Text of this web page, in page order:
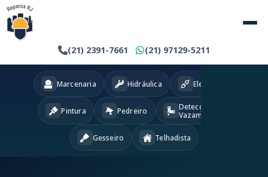
(21) 2391-7661 (21) 97129-5211
Marcenaria Hidráulica Eletricista
Pintura Pedreiro
Detecção
Vazamentos
Gesseiro Telhadista